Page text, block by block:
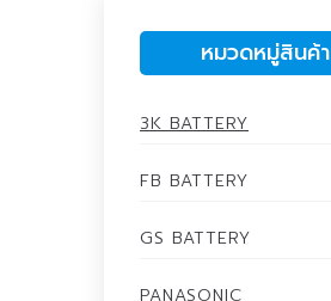
หมวดหมู่สินค้า
3K BATTERY
FB BATTERY
GS BATTERY
PANASONIC